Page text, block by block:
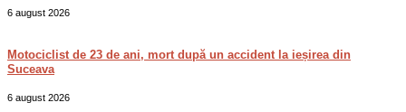
6 august 2026
Motociclist de 23 de ani, mort după un accident la ieșirea din
Suceava
6 august 2026